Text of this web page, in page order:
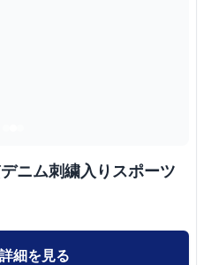
ニム刺繍入りスポーツ
細を見る